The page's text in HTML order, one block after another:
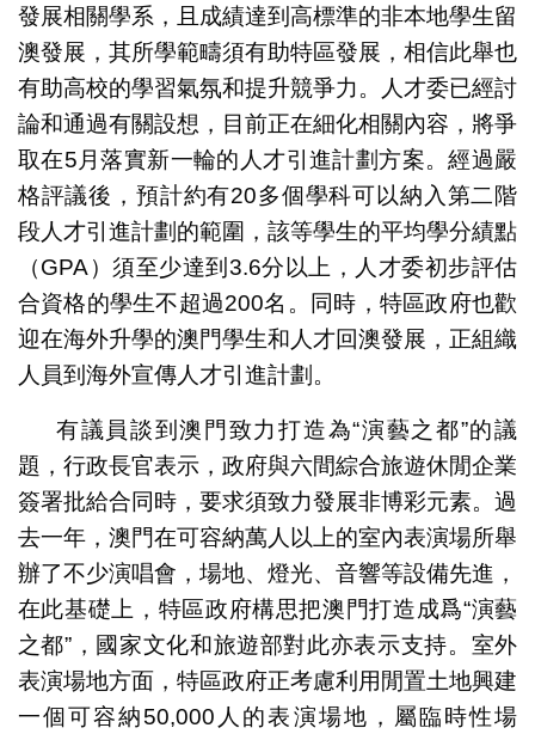
發展相關學系，且成績達到高標準的非本地學生留
澳發展，其所學範疇須有助特區發展，相信此舉也
有助高校的學習氣氛和提升競爭力。人才委已經討
論和通過有關設想，目前正在細化相關內容，將爭
取在5月落實新一輪的人才引進計劃方案。經過嚴
格評議後，預計約有20多個學科可以納入第二階
段人才引進計劃的範圍，該等學生的平均學分績點
（GPA）須至少達到3.6分以上，人才委初步評估
合資格的學生不超過200名。同時，特區政府也歡
迎在海外升學的澳門學生和人才回澳發展，正組織
人員到海外宣傳人才引進計劃。
有議員談到澳門致力打造為“演藝之都”的議
題，行政長官表示，政府與六間綜合旅遊休閒企業
簽署批給合同時，要求須致力發展非博彩元素。過
去一年，澳門在可容納萬人以上的室內表演場所舉
辦了不少演唱會，場地、燈光、音響等設備先進，
在此基礎上，特區政府構思把澳門打造成爲“演藝
之都”，國家文化和旅遊部對此亦表示支持。室外
表演場地方面，特區政府正考慮利用閒置土地興建
一個可容納50,000人的表演場地，屬臨時性場